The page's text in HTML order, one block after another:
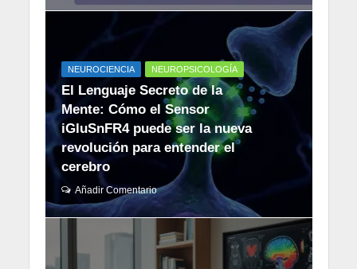
NEUROCIENCIA NEUROPSICOLOGÍA
El Lenguaje Secreto de la
Mente: Cómo el Sensor
iGluSnFR4 puede ser la nueva
revolución para entender el
cerebro
Añadir Comentario